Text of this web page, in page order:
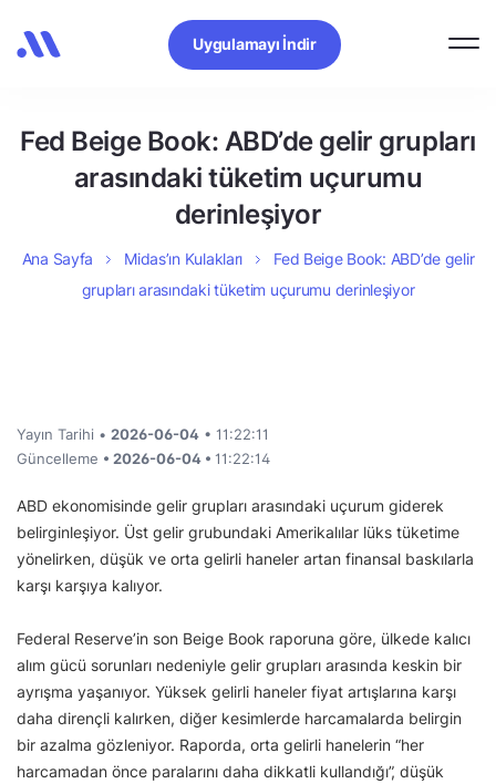
Uygulamayı İndir
Fed Beige Book: ABD’de gelir grupları
arasındaki tüketim uçurumu
derinleşiyor
Ana Sayfa Midas’ın Kulakları
Fed Beige Book: ABD’de gelir
grupları arasındaki tüketim uçurumu derinleşiyor
Yayın Tarihi • 2026-06-04 • 11:22:11
Güncelleme • 2026-06-04 • 11:22:14
ABD ekonomisinde gelir grupları arasındaki uçurum giderek
belirginleşiyor. Üst gelir grubundaki Amerikalılar lüks tüketime
yönelirken, düşük ve orta gelirli haneler artan finansal baskılarla
karşı karşıya kalıyor.
Federal Reserve’in son Beige Book raporuna göre, ülkede kalıcı
alım gücü sorunları nedeniyle gelir grupları arasında keskin bir
ayrışma yaşanıyor. Yüksek gelirli haneler fiyat artışlarına karşı
daha dirençli kalırken, diğer kesimlerde harcamalarda belirgin
bir azalma gözleniyor. Raporda, orta gelirli hanelerin “her
harcamadan önce paralarını daha dikkatli kullandığı”, düşük